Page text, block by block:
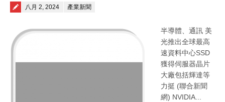
Posted on
八月 2, 2024 產業新聞
半導體、通訊 美
光推出全球最高
速資料中心SSD
獲得伺服器晶片
大廠包括輝達等
力挺 (聯合新聞
網) NVIDIA...